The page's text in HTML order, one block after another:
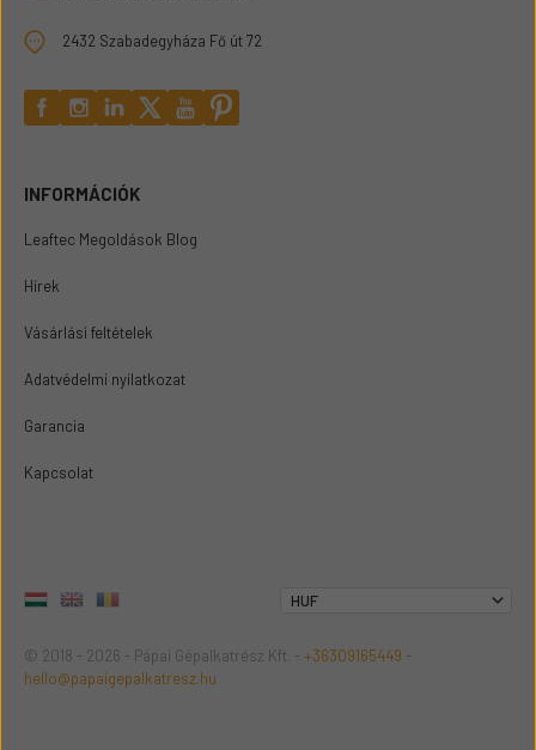
2432 Szabadegyháza Fő út 72
INFORMÁCIÓK
Leaftec Megoldások Blog
Hírek
Vásárlási feltételek
Adatvédelmi nyilatkozat
Garancia
Kapcsolat
© 2018 - 2026 - Pápai Gépalkatrész Kft. - +36309165449 -
hello@papaigepalkatresz.hu